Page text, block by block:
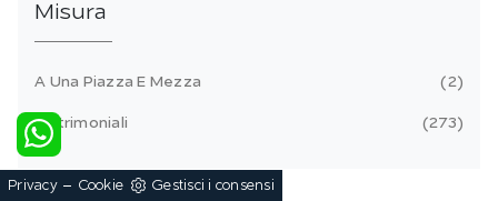
Misura
A Una Piazza E Mezza 2
Matrimoniali 273
Privacy- Cookie Gestisci i consensi